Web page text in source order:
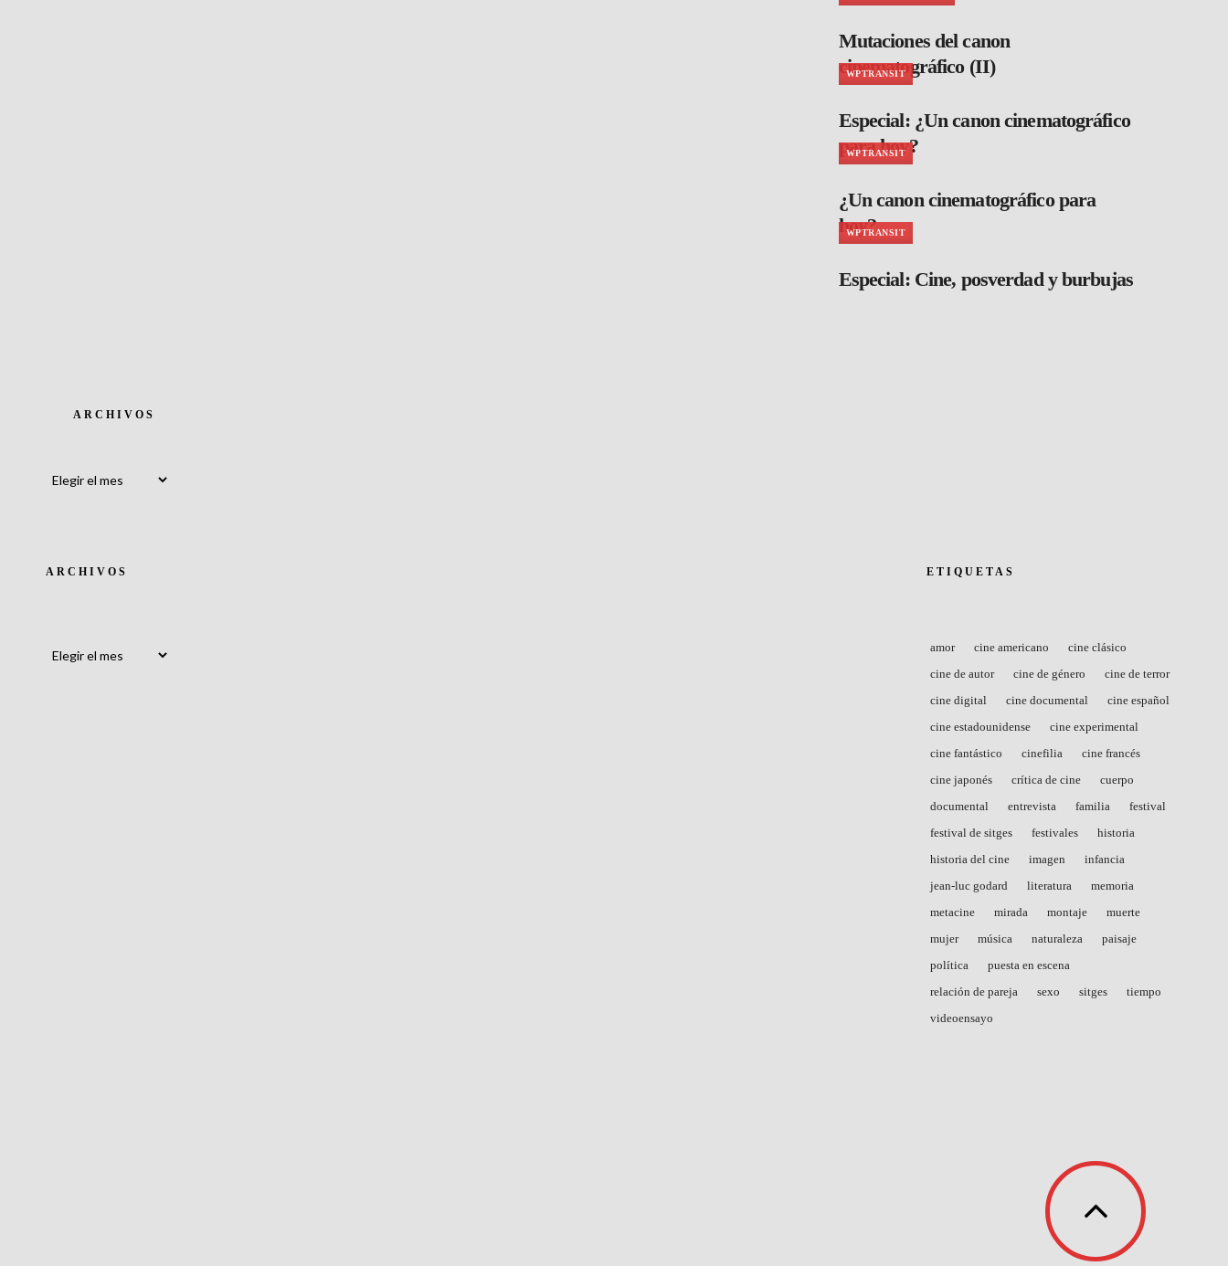
Mutaciones del canon
cinematográfico (II)
WPTRANSIT
Especial: ¿Un canon cinematográfico
para hoy?
WPTRANSIT
¿Un canon cinematográfico para
hoy?
WPTRANSIT
Especial: Cine, posverdad y burbujas
ARCHIVOS
ARCHIVOS ETIQUETAS
amor cine americano
cine clásico
cine de autor
cine de género
cine de terror
cine digital
cine documental
cine español
cine estadounidense
cine experimental
cine fantástico
cinefilia
cine francés
cine japonés
crítica de cine
cuerpo
documental
entrevista familia
festival
festival de sitges
festivales
historia
historia del cine
imagen
infancia
jean-luc godard
literatura
memoria
metacine
mirada montaje
muerte
mujer
música naturaleza
paisaje
política
puesta en escena
relación de pareja
sexo sitges
tiempo
videoensayo